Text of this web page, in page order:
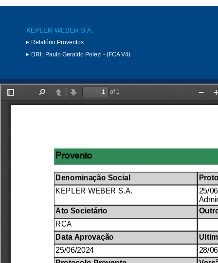
KEPLER WEBER S.A.
Relatório Proventos
DRI: Paulo Geraldo Polezi - (FCA V4)